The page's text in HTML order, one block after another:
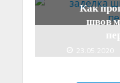
Как
швов
23.05.2020